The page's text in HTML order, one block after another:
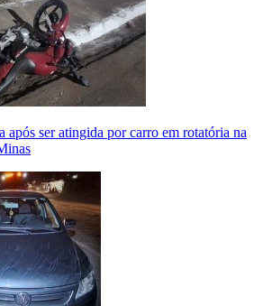
ser atingida por carro em rotatória na